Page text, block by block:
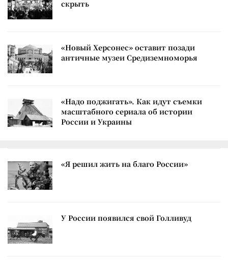
скрыть
«Новый Херсонес» оставит позади
античные музеи Средиземноморья
«Надо поджигать». Как идут съемки
масштабного сериала об истории
России и Украины
«Я решил жить на благо России»
У России появился свой Голливуд